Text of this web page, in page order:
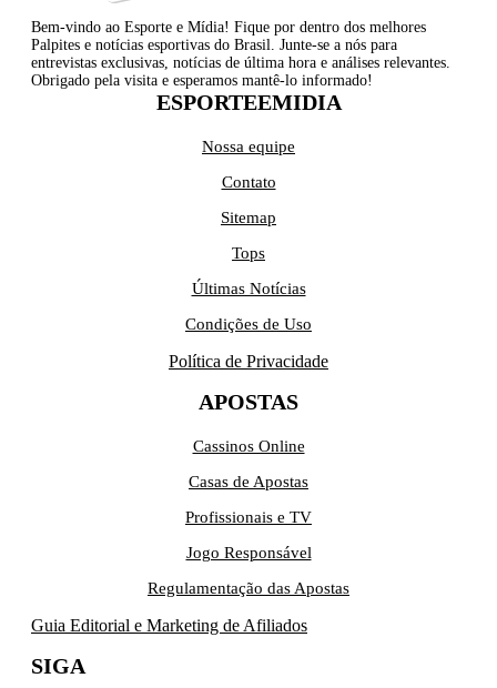
Bem-vindo ao Esporte e Mídia! Fique por dentro dos melhores
Palpites e notícias esportivas do Brasil. Junte-se a nós para
entrevistas exclusivas, notícias de última hora e análises relevantes.
Obrigado pela visita e esperamos mantê-lo informado!
ESPORTEEMIDIA
Nossa equipe
Contato
Sitemap
Tops
Últimas Notícias
Condições de Uso
Política de Privacidade
APOSTAS
Cassinos Online
Casas de Apostas
Profissionais e TV
Jogo Responsável
Regulamentação das Apostas
Guia Editorial e Marketing de Afiliados
SIGA